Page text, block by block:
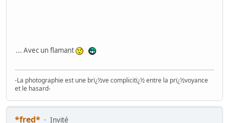
... Avec un flamant
-La photographie est une brï¿½ve complicitï¿½ entre la prï¿½voyance
et le hasard-
*fred*
Invité